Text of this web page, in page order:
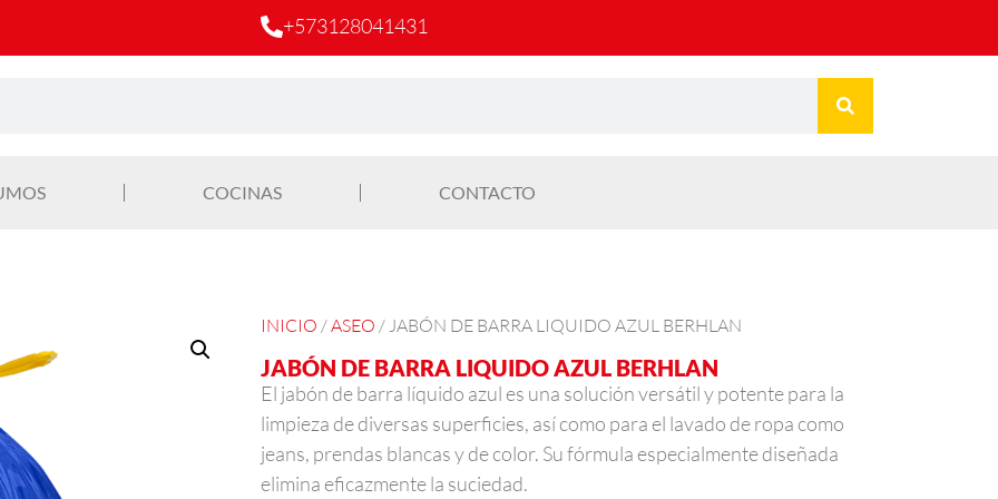
+573128041431
COCINAS CONTACTO
INICIO /ASEO / JABÓN DE BARRA LIQUIDO AZUL BERHLAN
JABÓN DE BARRA LIQUIDO AZUL BERHLAN
El jabón de barra líquido azul es una solución versátil y potente para la
limpieza de diversas superficies, así como para el lavado de ropa como
jeans, prendas blancas y de color. Su fórmula especialmente diseñada
elimina eficazmente la suciedad.